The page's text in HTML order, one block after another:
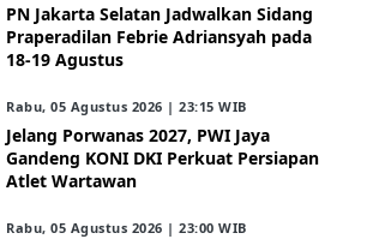
PN Jakarta Selatan Jadwalkan Sidang
Praperadilan Febrie Adriansyah pada
18-19 Agustus
Rabu, 05 Agustus 2026 | 23:15 WIB
Jelang Porwanas 2027, PWI Jaya
Gandeng KONI DKI Perkuat Persiapan
Atlet Wartawan
Rabu, 05 Agustus 2026 | 23:00 WIB